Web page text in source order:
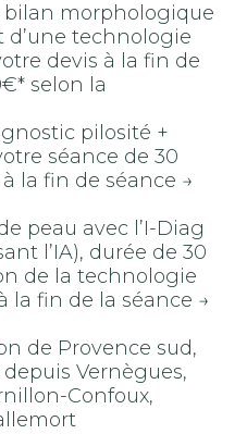
bilan morphologique
d’une technologie
devis à la fin de
selon la
pilosité +
séance de 30
la fin de séance →
peau avec l’I-Diag
l’IA), durée de 30
de la technologie
la fin de la séance →
de Provence sud,
Vernègues,
Confoux,